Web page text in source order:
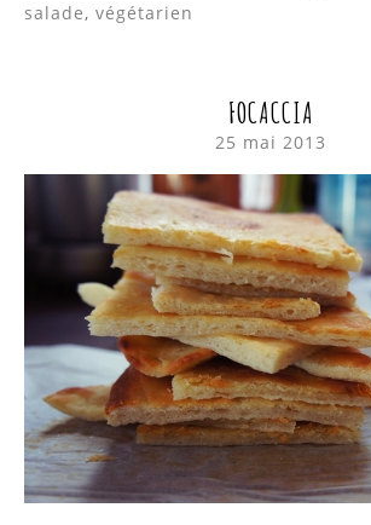
salade, végétarien
FOCACCIA
25 mai 2013